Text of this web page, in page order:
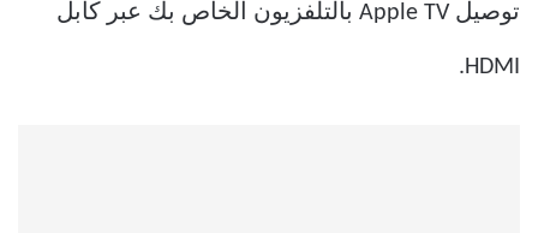
توصيل Apple TV بالتلفزيون الخاص بك عبر كابل
HDMI.